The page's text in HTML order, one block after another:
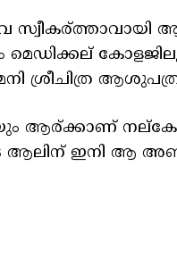
ആ
മെഡിക്കല്
ശ്രീചിത്ര
ആര്ക്കാണ്
ഇനി ആ അഞ്ചു